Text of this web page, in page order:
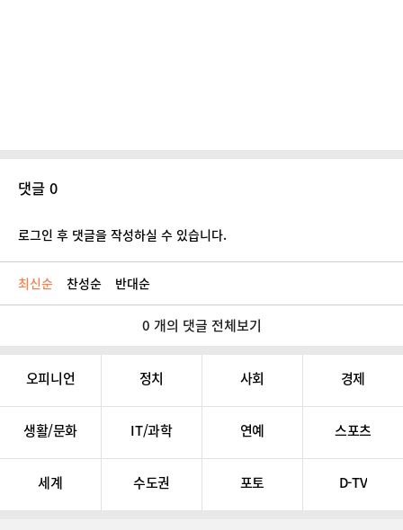
댓글 0
로그인 후 댓글을 작성하실 수 있습니다.
최신순 찬성순 반대순
0 개의 댓글 전체보기
오피니언 정치 사회 경제
생활/문화 IT/과학 연예 스포츠
세계 수도권 포토 D-TV